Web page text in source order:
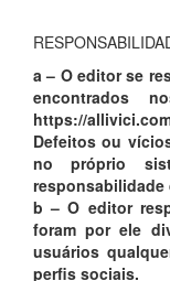
a – O editor se
encontrados
https://
Defeitos ou
no próprio
responsabilidade
b – O editor
foram por ele
usuários
perfis sociais.